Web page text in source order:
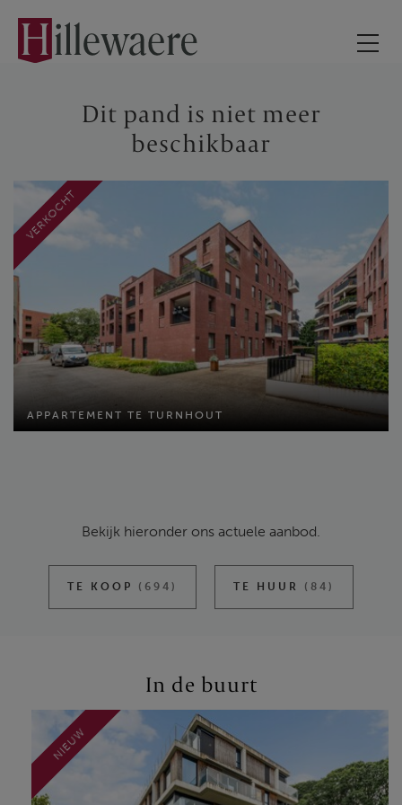
Dit pand is niet meer
beschikbaar
APPARTEMENT TE TURNHOUT
VERKOCHT
APPARTEMENT TE TURNHOUT
Bewoonbare opp: 59 m²
Bekijk hieronder ons actuele aanbod.
TE KOOP (694) TE HUUR (84)
In de buurt
NIEUW